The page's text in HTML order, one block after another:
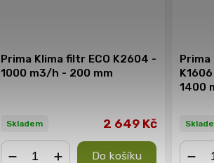
Prima Klima filtr ECO K2604 -
1000 m3/h - 200 mm
Skladem 2 649 Kč
Do košíku
1400